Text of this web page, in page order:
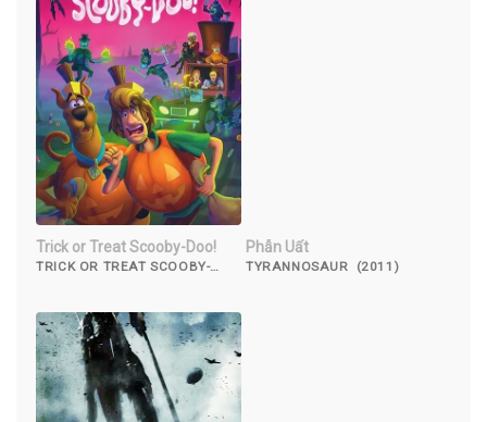
Trick or Treat Scooby-Doo!
TRICK OR TREAT SCOOBY-
Phẫn Uất
TYRANNOSAUR (2011)